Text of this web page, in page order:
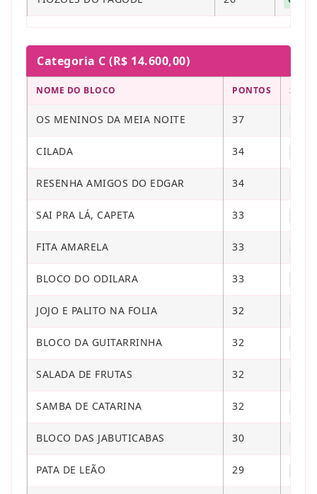
Categoria C (R$ 14.600,00)
NOME DO BLOCO PONTOS
OS MENINOS DA MEIA NOITE 37
CILADA 34
RESENHA AMIGOS DO EDGAR 34
SAI PRA LÁ, CAРЕТА 33
FITA AMARELA 33
BLOCO DO ODILARA 33
JOJO E PALITO NA FOLIA 32
BLOCO DA GUITARRINHA 32
SALADA DE FRUTAS 32
SAMBA DE CATARINA 32
BLOCO DAS JABUTICABAS 30
PATA DE LEÃO 29